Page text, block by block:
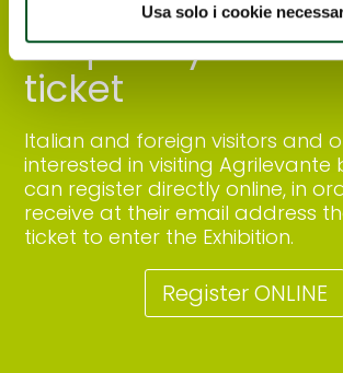
Usa solo i cookie
Request your
ticket
Italian and foreign visitors and
interested in visiting Agrilevante
can register directly online, in
receive at their email address
ticket to enter the Exhibition.
Register ONLINE